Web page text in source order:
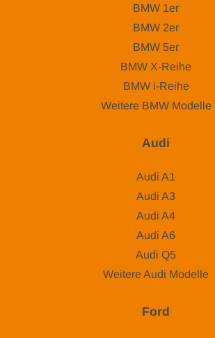
BMW 1er
BMW 2er
BMW 5er
BMW X-Reihe
BMW i-Reihe
Weitere BMW Modelle
Audi
Audi A1
Audi A3
Audi A4
Audi A6
Audi Q5
Weitere Audi Modelle
Ford